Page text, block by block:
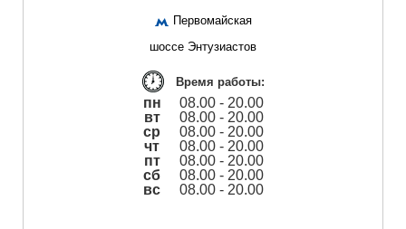
Первомайская
шоссе Энтузиастов
Время работы:
пн
08.00 - 20.00
вт
08.00 - 20.00
ср
08.00 - 20.00
чт
08.00 - 20.00
пт
08.00 - 20.00
сб
08.00 - 20.00
вс
08.00 - 20.00